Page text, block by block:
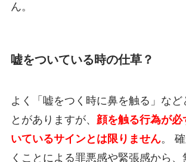
ん。
嘘をついている時の仕草？
よく「嘘をつく時に鼻を触る」など
とがありますが、 顔を触る行為が
いているサインとは限りません。
くことによる罪悪感や緊張感から